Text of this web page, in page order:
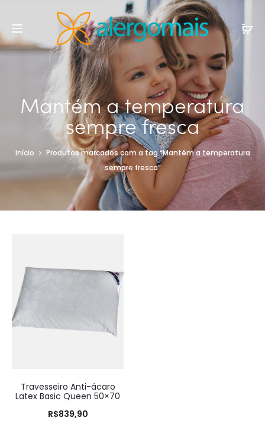
Mantém a temperatura
sempre fresca
Início
Produtos marcados com a tag “Mantém a temperatura
sempre fresca”
Travesseiro Anti-ácaro
Latex Basic Queen 50×70
R$839,90